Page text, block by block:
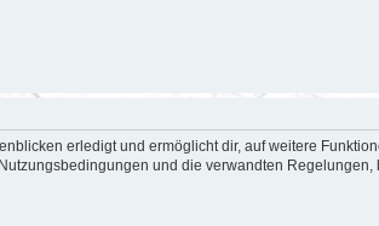
erledigt und ermöglicht dir, auf weitere
und die verwandten Regelungen,